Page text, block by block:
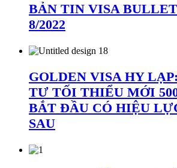
BẢN TIN VISA
8/2022
GOLDEN VISA HY
TƯ TỐI THIỂU MỚI
BẮT ĐẦU CÓ HIỆU
SAU